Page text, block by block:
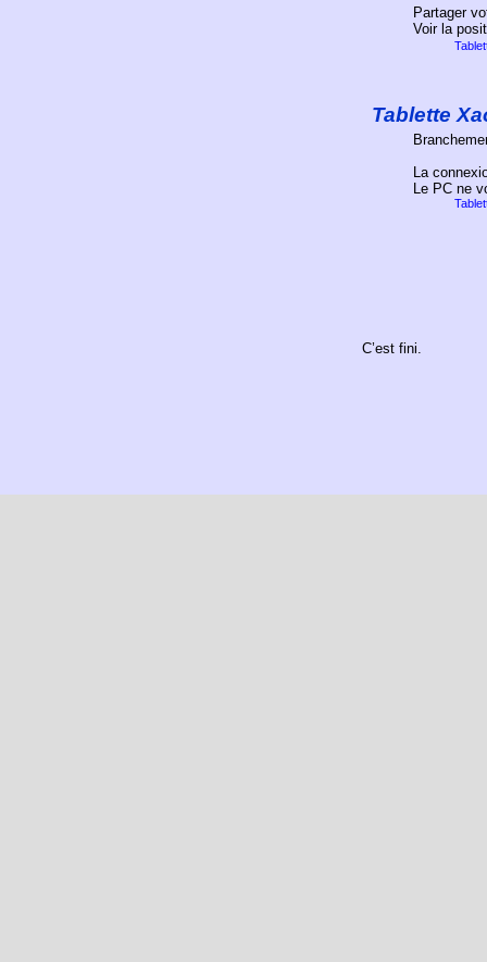
Partager
Voir la
Tablette
La
Le PC ne
C’est fini.